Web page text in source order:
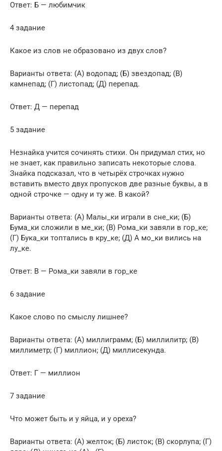
Ответ: Б — любимчик
4 задание
Какое из слов не образовано из двух слов?
Варианты ответа: (А) водопад; (Б) звездопад; (В)
камнепад; (Г) листопад; (Д) перепад.
Ответ: Д — перепад
5 задание
Незнайка учится сочинять стихи. Он придумал стих, но
не знает, как правильно записать некоторые слова.
Знайка подсказал, что в четырёх строчках нужно
вставить вместо двух пропусков две разные буквы, а в
одной строчке — одну и ту же. В какой?
Варианты ответа: (А) Малы_ки играли в сне_ки; (Б)
Бума_ки сложили в ме_ки; (В) Рома_ки завяли в гор_ке;
(Г) Бука_ки топтались в кру_ке; (Д) А мо_ки вились на
лу_ке.
Ответ: В — Рома_ки завяли в гор_ке
6 задание
Какое слово по смыслу лишнее?
Варианты ответа: (А) миллиграмм; (Б) миллилитр; (В)
миллиметр; (Г) миллион; (Д) миллисекунда.
Ответ: Г — миллион
7 задание
Что может быть и у яйца, и у ореха?
Варианты ответа: (А) желток; (Б) листок; (В) скорлупа; (Г)